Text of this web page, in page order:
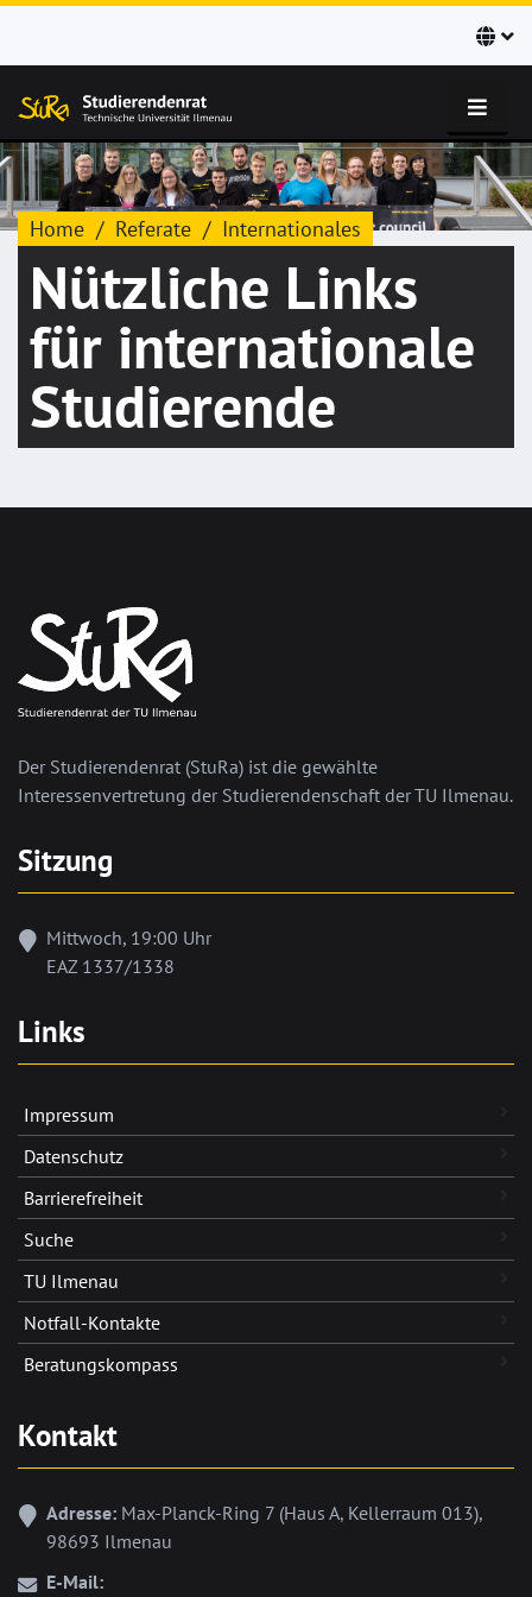
Home Referate Internationales
Nützliche Links
für internationale
Studierende
Der Studierendenrat (StuRa) ist die gewählte
Interessenvertretung der Studierendenschaft der TU Ilmenau.
Sitzung
Mittwoch, 19:00 Uhr
EAZ 1337/1338
Links
Impressum
Datenschutz
Barrierefreiheit
Suche
TU Ilmenau
Notfall-Kontakte
Beratungskompass
Kontakt
Adresse: Max-Planck-Ring 7 (Haus A, Kellerraum 013),
98693 Ilmenau
E-Mail: